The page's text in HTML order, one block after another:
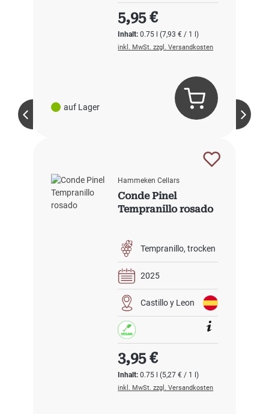
auf Lager
Inhalt:0.75 l(7,93 € / 1 l)
Regulärer Preis:
5,95 €
inkl. MwSt. zzgl. Versandkosten
Hammeken Cellars
Conde Pinel
Tempranillo rosado
Tempranillo trocken
2025
Castillo y Leon
Inhalt:0.75 l(5,27 € / 1 l)
Regulärer Preis:
3,95 €
inkl. MwSt. zzgl. Versandkosten